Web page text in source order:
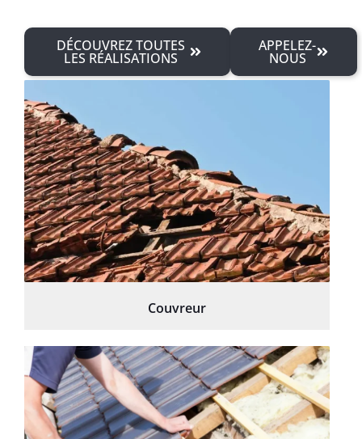
DÉCOUVREZ TOUTES
LES RÉALISATIONS
APPELEZ-
NOUS
Couvreur